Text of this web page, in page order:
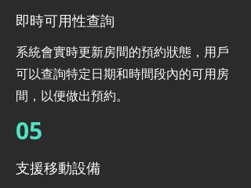
即時可用性查詢
系統會實時更新房間的預約狀態，用戶
可以查詢特定日期和時間段內的可用房
間，以便做出預約。
05
支援移動設備